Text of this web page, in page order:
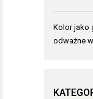
Kolor jako
odważne